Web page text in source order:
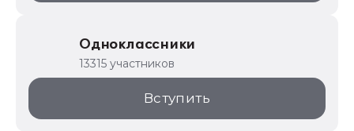
Одноклассники
13315 участников
Вступить